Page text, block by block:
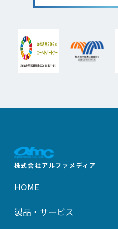
株式会社アルファメディア
HOME
製品・サービス